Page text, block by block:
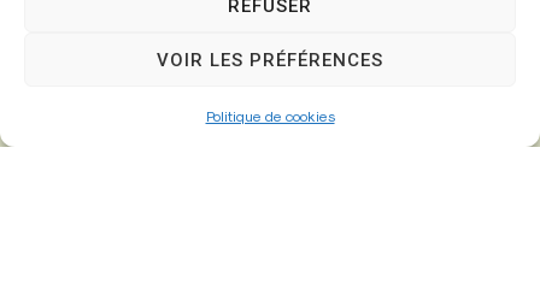
REFUSER
VOIR LES PRÉFÉRENCES
Politique de cookies
01 64 25 90 67
mairie@fontenay-tresigny.fr